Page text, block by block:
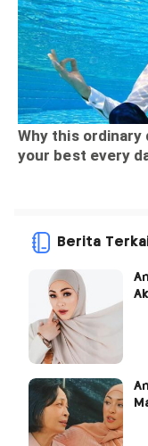
Berita